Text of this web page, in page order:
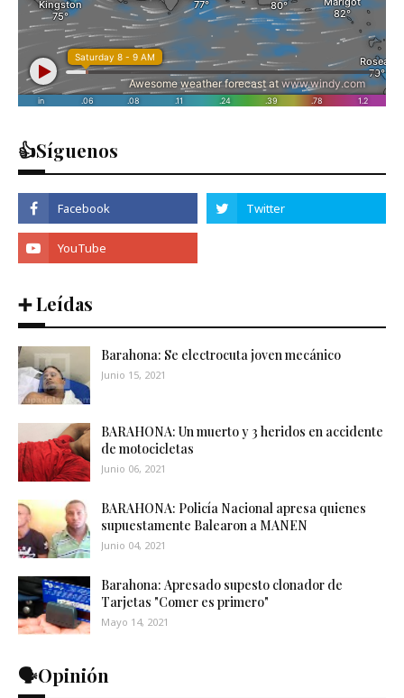
👍Síguenos
➕ Leídas
Barahona: Se electrocuta joven mecánico
Junio 15, 2021
BARAHONA: Un muerto y 3 heridos en accidente
de motocicletas
Junio 06, 2021
BARAHONA: Policía Nacional apresa quienes
supuestamente Balearon a MANEN
Junio 04, 2021
Barahona: Apresado supesto clonador de
Tarjetas "Comer es primero"
Mayo 14, 2021
🗣️Opinión